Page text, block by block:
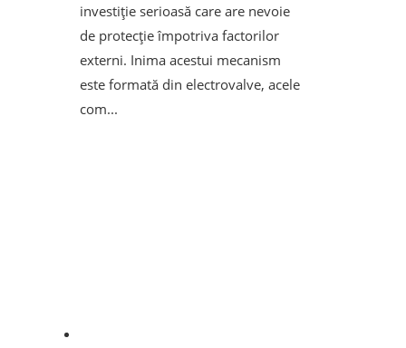
investiție serioasă care are nevoie
de protecție împotriva factorilor
externi. Inima acestui mecanism
este formată din electrovalve, acele
com...